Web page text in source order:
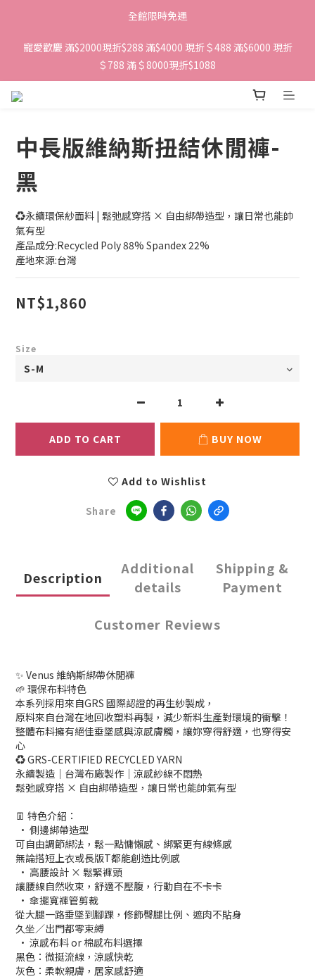
全館限時免運
寵愛歡慶 滿$2000現折$288 滿$4000 現折＄488 滿$6000 現折
＄788 滿＄8000現折$1088
中長版維納斯扭結休閒褲-
黑
♻️永續環保紗面料 | 鬆弛感穿搭 × 自由綁帶造型，讓日常也能帥
氣有型
產品成分:Recycled Poly 88% Spandex 22%
產地來源:台灣
NT$1,860
Size
ADD TO CART BUY NOW
Add to Wishlist
Share
Description
Additional
details
Shipping &
Payment
Customer Reviews
✨ Venus 維納斯綁帶休閒褲
🌱 環保布料特色
本系列採用來自GRS 國際認證的再生紗製成，
原料來自台灣在地回收塑料再製，減少新料生產對環境的衝擊！
整體布料擁有絕佳垂墜感與涼感膚觸，讓妳穿得舒適，也穿得安
心
♻ GRS-CERTIFIED RECYCLED YARN
永續製造｜台灣布廠製作｜涼感紗線不悶熱
鬆弛感穿搭 × 自由綁帶造型，讓日常也能帥氣有型
👖 特色介紹：
• 側邊綁帶造型
可自由調節綁法，鬆一點慵懶感、綁緊更有線條感
無論搭短上衣或長版T都能創造比例感
• 高腰設計 × 鬆緊褲頭
讓腰線自然收束，舒適不壓腹，行動自在不卡卡
• 傘擺寬褲管剪裁
從大腿一路垂墜到腳踝，修飾臀腿比例、遮肉不貼身
久坐／出門都零束縛
• 涼感布料 or 棉感布料選擇
黑色：微挺流線，涼感快乾
灰色：柔軟親膚，居家感舒適